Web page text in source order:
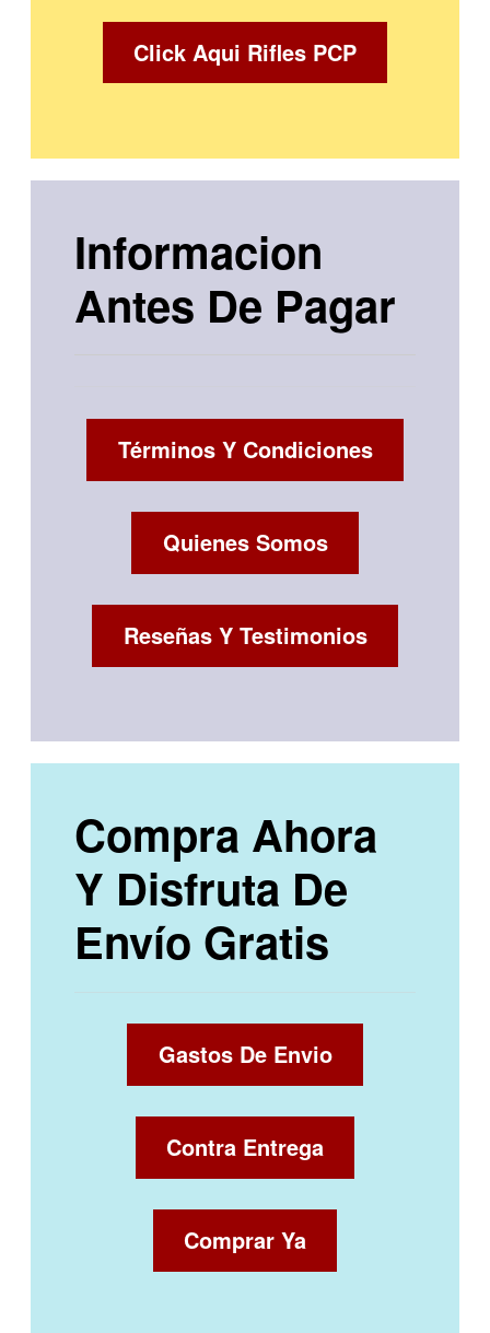
Click Aqui Rifles PCP
Informacion
Antes De Pagar
Términos Y Condiciones
Quienes Somos
Reseñas Y Testimonios
Compra Ahora
Y Disfruta De
Envío Gratis
Gastos De Envio
Contra Entrega
Comprar Ya